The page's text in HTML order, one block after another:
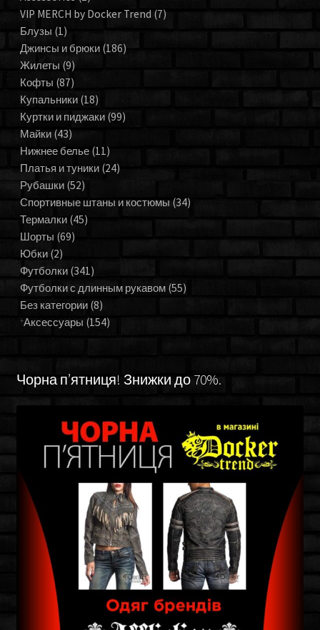
VIP MERCH by Docker Trend (7)
Блузы (1)
Джинсы и брюки (186)
Жилеты (9)
Кофты (87)
Купальники (18)
Куртки и пиджаки (99)
Майки (43)
Нижнее белье (11)
Платья и туники (24)
Рубашки (52)
Спортивные штаны и костюмы (34)
Термалки (45)
Шорты (69)
Юбки (2)
Футболки (341)
Футболки с длинным рукавом (55)
Без категории (8)
Аксессуары (154)
Чорна п’ятниця! Знижки до 70%.